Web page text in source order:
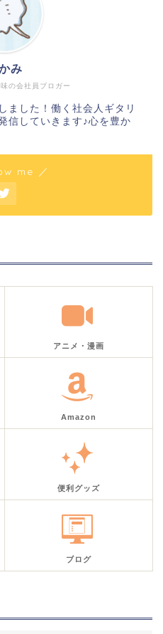
の会社員ブロガー
み
ました！働く社会人ギタリ
信していきます♪心を豊か
me ／
アニメ・漫画
Amazon
便利グッズ
ブログ